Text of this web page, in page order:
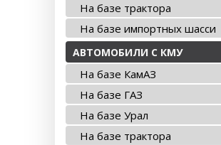
На базе трактора
На базе импортных шасси
АВТОМОБИЛИ С КМУ
На базе КамАЗ
На базе ГАЗ
На базе Урал
На базе трактора